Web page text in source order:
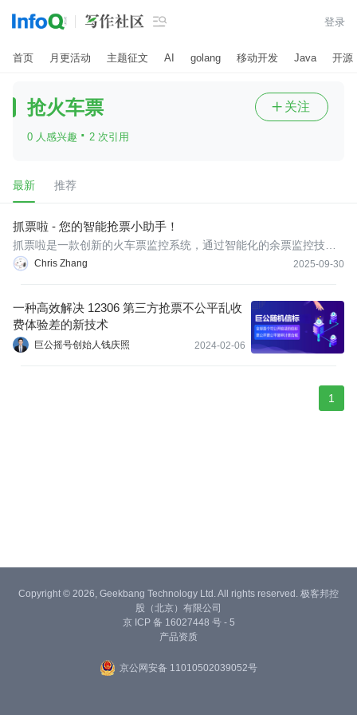
 登录
首页 月更活动 主题征文 AI golang 移动开发 Java 开源
抢火车票
0 人感兴趣 · 2 次引用
 关注
最新 推荐
抓票啦 - 您的智能抢票小助手！
Chris Zhang 2025-09-30
抓票啦是一款创新的火车票监控系统，通过智能化的余票监控技
术，解决用户手动刷票的痛点，为出行用户提供便捷、高效的购票
一种高效解决 12306 第三方抢票不公平乱收
费体验差的新技术
巨公摇号创始人钱庆照 2024-02-06
1
Copyright © 2026, Geekbang Technology Ltd. All rights reserved. 极客邦控
股（北京）有限公司
京 ICP 备 16027448 号 - 5
产品资质
京公网安备 11010502039052号